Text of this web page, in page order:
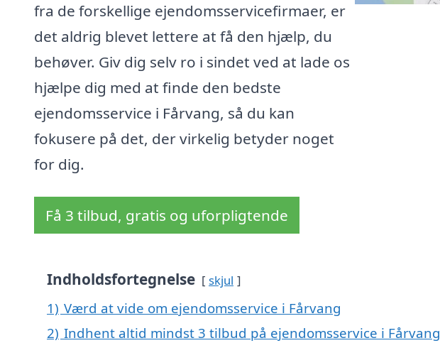
fra de forskellige ejendomsservicefirmaer, er
det aldrig blevet lettere at få den hjælp, du
behøver. Giv dig selv ro i sindet ved at lade os
hjælpe dig med at finde den bedste
ejendomsservice i Fårvang, så du kan
fokusere på det, der virkelig betyder noget
for dig.
Få 3 tilbud, gratis og uforpligtende
Indholdsfortegnelse skjul
1) Værd at vide om ejendomsservice i Fårvang
2) Indhent altid mindst 3 tilbud på ejendomsservice i Fårvang